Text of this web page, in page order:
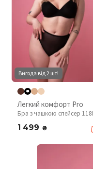
Вигода від 2 шт!
Легкий комфорт Pro
Бра з чашкою спейсер
1 499 ₴